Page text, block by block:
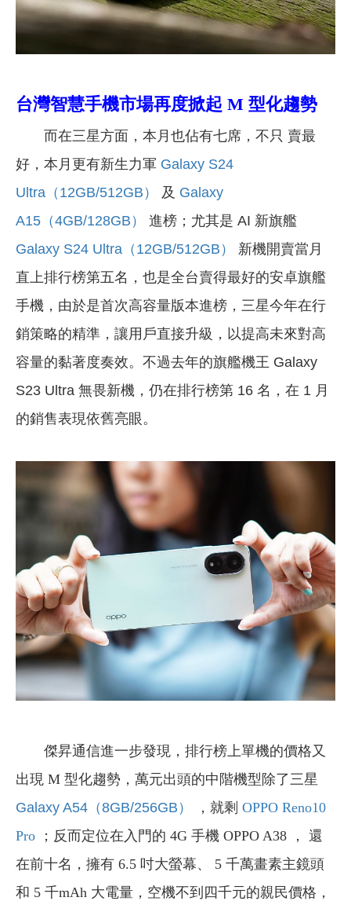
台灣智慧手機市場再度掀起 M 型化趨勢
而在三星方面，本月也佔有七席，不只 賣最
好，本月更有新生力軍 Galaxy S24
Ultra（12GB/512GB）
及 Galaxy
A15（4GB/128GB）
進榜；尤其是 AI 新旗艦
Galaxy S24 Ultra（12GB/512GB）
新機開賣當月
直上排行榜第五名，也是全台賣得最好的安卓旗艦
手機，由於是首次高容量版本進榜，三星今年在行
銷策略的精準，讓用戶直接升級，以提高未來對高
容量的黏著度奏效。不過去年的旗艦機王 Galaxy
S23 Ultra 無畏新機，仍在排行榜第 16 名，在 1 月
的銷售表現依舊亮眼。
傑昇通信進一步發現，排行榜上單機的價格又
出現 M 型化趨勢，萬元出頭的中階機型除了三星
Galaxy A54（8GB/256GB）
，就剩 OPPO Reno10
Pro ；反而定位在入門的 4G 手機 OPPO A38 ， 還
在前十名，擁有 6.5 吋大螢幕、 5 千萬畫素主鏡頭
和 5 千mAh 大電量，空機不到四千元的親民價格，